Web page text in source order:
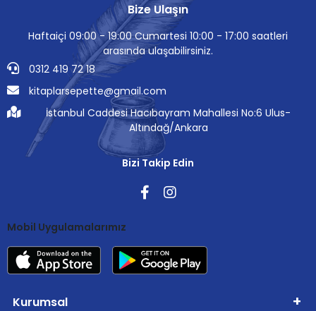
Bize Ulaşın
Haftaiçi 09:00 - 19:00 Cumartesi 10:00 - 17:00 saatleri
arasında ulaşabilirsiniz.
0312 419 72 18
kitaplarsepette@gmail.com
İstanbul Caddesi Hacıbayram Mahallesi No:6 Ulus-
Altındağ/Ankara
Bizi Takip Edin
Mobil Uygulamalarımız
Kurumsal